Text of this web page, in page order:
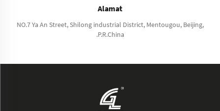
Alamat
NO.7 Ya An Street, Shilong industrial District, Mentougou, Beijing,
.P.R.China